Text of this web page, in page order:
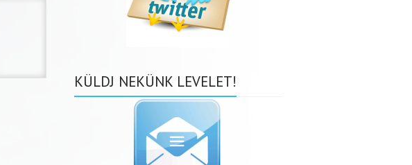
KÜLDJ NEKÜNK LEVELET!